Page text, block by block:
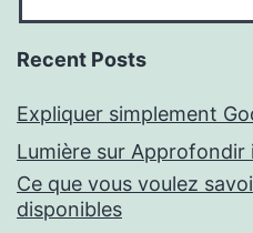
Recent Posts
Expliquer simplement
Lumière sur Approfondir
Ce que vous voulez
disponibles